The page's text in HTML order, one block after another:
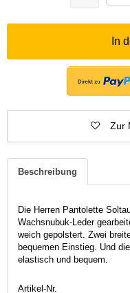
In
Zur
Beschreibung
Die Herren Pantolette
Wachsnubuk-Leder
weich gepolstert. Zwei
bequemen Einstieg. Und
elastisch und bequem.
Artikel-Nr.